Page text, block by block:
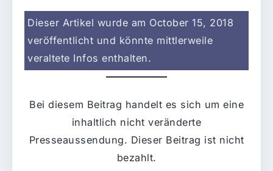
Dieser Artikel wurde am October 15, 2018
veröffentlicht und könnte mittlerweile
veraltete Infos enthalten.
Bei diesem Beitrag handelt es sich um eine
inhaltlich nicht veränderte
Presseaussendung. Dieser Beitrag ist nicht
bezahlt.